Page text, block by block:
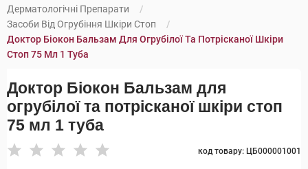
Дерматологічні Препарати
Засоби Від Огрубіння Шкіри Стоп
Доктор Біокон Бальзам Для Огрубілої Та Потрісканої Шкіри
Стоп 75 Мл 1 Туба
Доктор Біокон Бальзам для
огрубілої та потрісканої шкіри стоп
75 мл 1 туба
код товару: ЦБ000001001